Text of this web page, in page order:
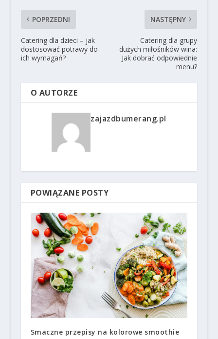
POPRZEDNI
Catering dla dzieci – jak
dostosować potrawy do
ich wymagań?
NASTĘPNY
Catering dla grupy
dużych miłośników wina:
Jak dobrać odpowiednie
menu?
O AUTORZE
zajazdbumerang.pl
POWIĄZANE POSTY
Smaczne przepisy na kolorowe smoothie